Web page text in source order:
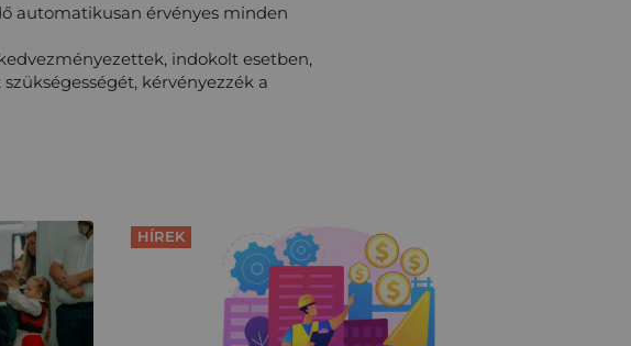
automatikusan érvényes minden
indokolt esetben,
kérvényezzék a
HÍREK